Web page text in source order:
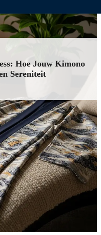
Hoe Jouw Kimono
Sereniteit